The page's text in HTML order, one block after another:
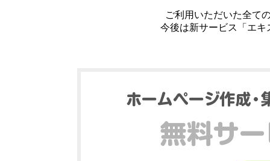
ご利用いただいた全て
今後は新サービス「エ